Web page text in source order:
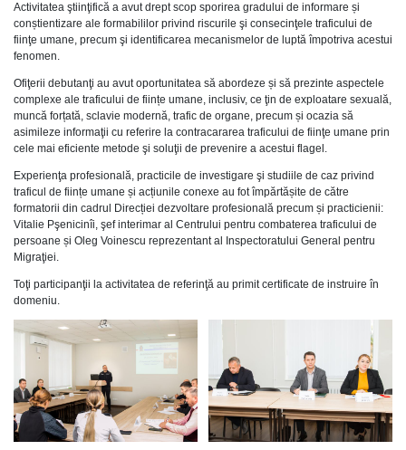
Activitatea ştiinţifică a avut drept scop sporirea gradului de informare și
conștientizare ale formabililor privind riscurile şi consecinţele traficului de
fiinţe umane, precum şi identificarea mecanismelor de luptă împotriva acestui
fenomen.
Ofiţerii debutanţi au avut oportunitatea să abordeze și să prezinte aspectele
complexe ale traficului de ființe umane, inclusiv, ce ţin de exploatare sexuală,
muncă forțată, sclavie modernă, trafic de organe, precum și ocazia să
asimileze informaţii cu referire la contracararea traficului de fiinţe umane prin
cele mai eficiente metode şi soluţii de prevenire a acestui flagel.
Experienţa profesională, practicile de investigare şi studiile de caz privind
traficul de ființe umane și acțiunile conexe au fot împărtășite de către
formatorii din cadrul Direcției dezvoltare profesională precum și practicienii:
Vitalie Pşenicinîi, şef interimar al Centrului pentru combaterea traficului de
persoane și Oleg Voinescu reprezentant al Inspectoratului General pentru
Migraţiei.
Toţi participanţii la activitatea de referinţă au primit certificate de instruire în
domeniu.